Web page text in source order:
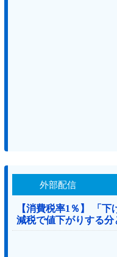
外部配信
【消費税率1％】 「
減税で値下がりする
価格を変えない店も